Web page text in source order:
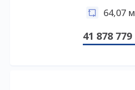
64,07 м
41 878 779